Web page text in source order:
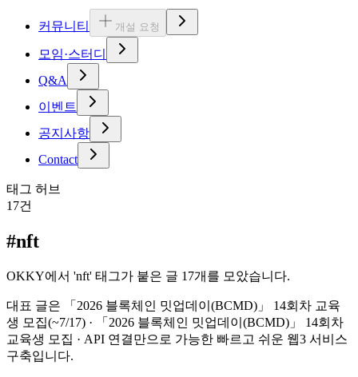
커뮤니티 개설 요청
모임·스터디
Q&A
이벤트
공지사항
Contact
태그 허브
17건
#nft
OKKY에서 'nft' 태그가 붙은 글 17개를 모았습니다.
대표 글은 「2026 블록체인 밋업데이(BCMD)」 14회차 교육
생 모집(~7/17) · 「2026 블록체인 밋업데이(BCMD)」 14회차
교육생 모집 · API 연결만으로 가능한 빠르고 쉬운 웹3 서비스
구축입니다.